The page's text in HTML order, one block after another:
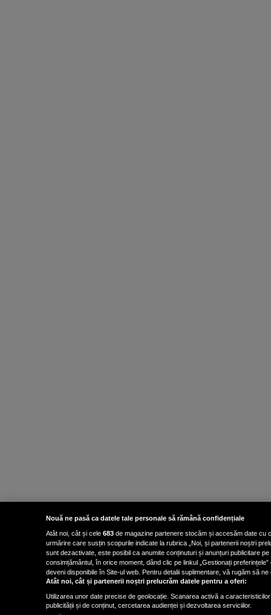
Nouă ne pasă ca datele tale personale să rămână confidențiale
Atât noi, cât și cele 683 de magazine partenere stocăm și accesăm date cu
urmărire care susțin scopurile indicate la rubrica „Noi, și partenerii noștri
sunt dezactivate, este posibil ca anumite conținuturi și anunțuri publicitare
consimțământul, în orice moment, dând clic pe linkul „Gestionați
deveni disponibile în Site-ul web. Pentru detalii suplimentare, vă rugăm să
Atât noi, cât și partenerii noștri prelucrăm datele pentru a oferi:
Utilizarea unor date precise de geolocație. Scanarea activă a
publicității și de conținut, cercetarea audienței și dezvoltarea serviciilor.